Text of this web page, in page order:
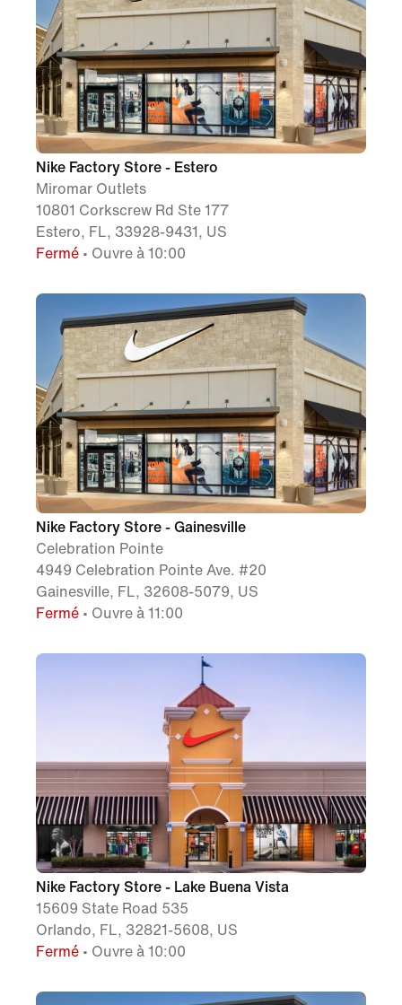
Nike Factory Store - Estero
Miromar Outlets
10801 Corkscrew Rd Ste 177
Estero, FL, 33928-9431, US
Fermé • Ouvre à 10:00
Nike Factory Store - Gainesville
Celebration Pointe
4949 Celebration Pointe Ave. #20
Gainesville, FL, 32608-5079, US
Fermé • Ouvre à 11:00
Nike Factory Store - Lake Buena Vista
15609 State Road 535
Orlando, FL, 32821-5608, US
Fermé • Ouvre à 10:00